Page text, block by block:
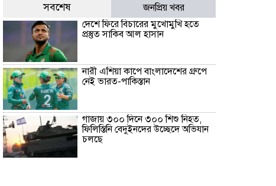
সবশেষ
জনপ্রিয় খবর
দেশে ফিরে বিচারের মুখোমুখি হতে
প্রস্তুত সাকিব আল হাসান
নারী এশিয়া কাপে বাংলাদেশের গ্রুপে
নেই ভারত-পাকিস্তান
গাজায় ৩০০ দিনে ৩০০ শিশু নিহত,
ফিলিস্তিনি বেদুইনদের উচ্ছেদে অভিযান
চলছে